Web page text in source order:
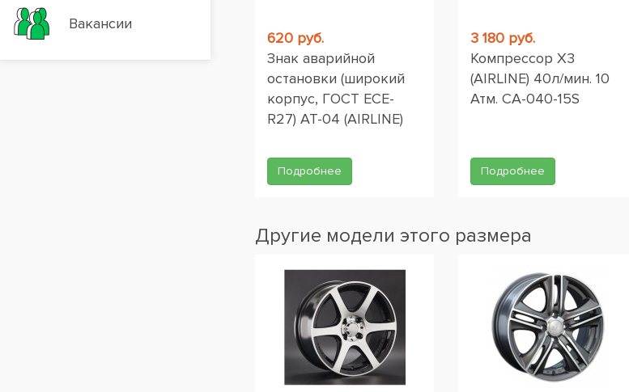
Вакансии
620 руб.
Знак аварийной
остановки (широкий
корпус, ГОСТ ЕСЕ-
R27) AT-04 (AIRLINE)
Подробнее
3 180 руб.
Компрессор X3
(AIRLINE) 40л/мин. 10
Атм. CA-040-15S
Подробнее
Другие модели этого размера